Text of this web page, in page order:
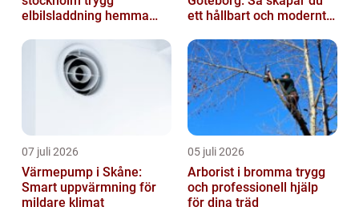
elbilsladdning hemma
ett hållbart och modernt
07 juli 2026
Värmepump i Skåne:
Smart uppvärmning för
mildare klimat
05 juli 2026
Arborist i bromma trygg
och professionell hjälp
för dina träd